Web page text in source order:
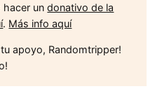
hacer undonativo de la
. Más info aquí
apoyo, Randomtripper!